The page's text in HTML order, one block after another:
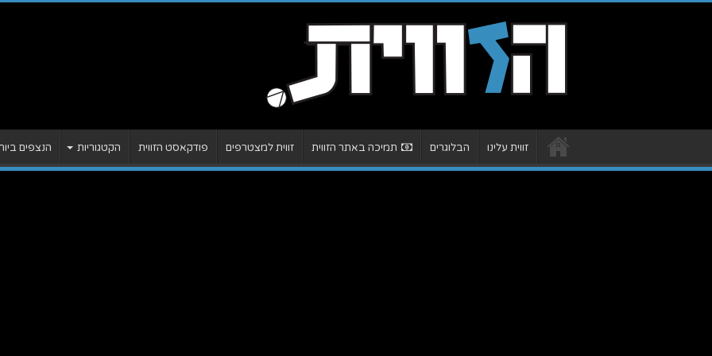
זווית עלינו הבלוגרים תמיכה באתר הזווית זווית למצטרפים פודקאסט הזווית הקטגוריות הנצפים